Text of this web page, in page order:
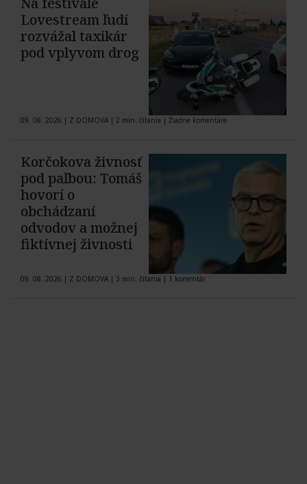
Lovestream ľudí
rozvážal taxikár
pod vplyvom drog
09. 08. 2026 | Z DOMOVA | 2 min. čítania | Žiadne komentáre
Korčokova živnosť
pod paľbou: Tomáš
hovorí o
obchádzaní
odvodov a možnej
fiktívnej živnosti
09. 08. 2026 | Z DOMOVA | 3 min. čítania | 1 komentár